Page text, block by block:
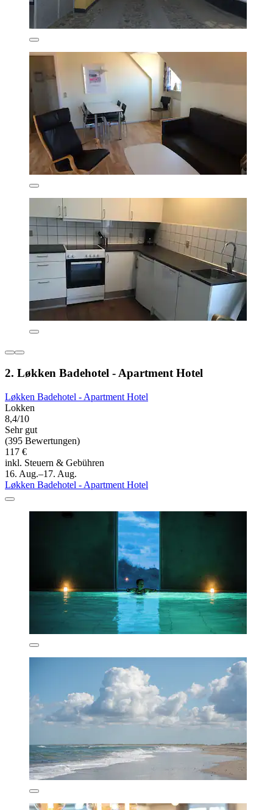
2. Løkken Badehotel - Apartment Hotel
Løkken Badehotel - Apartment Hotel
Lokken
8,4/10
Sehr gut
(395 Bewertungen)
117 €
inkl. Steuern & Gebühren
16. Aug.–17. Aug.
Løkken Badehotel - Apartment Hotel